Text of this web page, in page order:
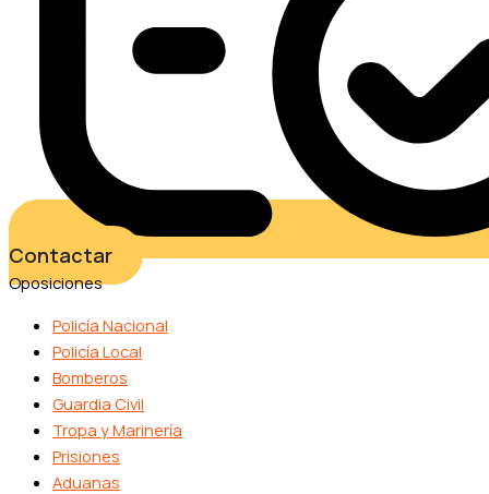
Contactar
Oposiciones
Policía Nacional
Policía Local
Bomberos
Guardia Civil
Tropa y Marinería
Prisiones
Aduanas